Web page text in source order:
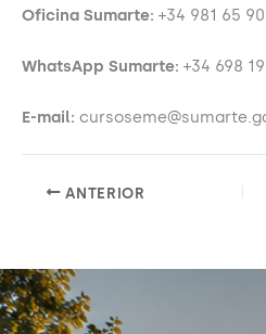
Oficina Sumarte: +34 981 65
WhatsApp Sumarte: +34 698
E-mail:
ANTERIOR